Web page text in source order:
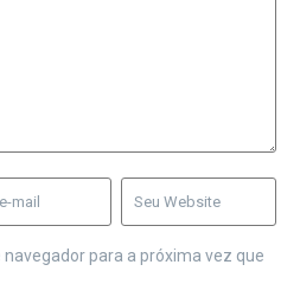
para a próxima vez que